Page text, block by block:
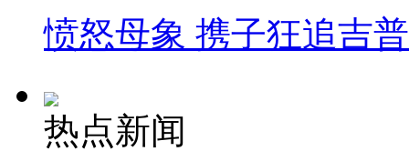
愤怒母象 携子狂追吉
热点新闻